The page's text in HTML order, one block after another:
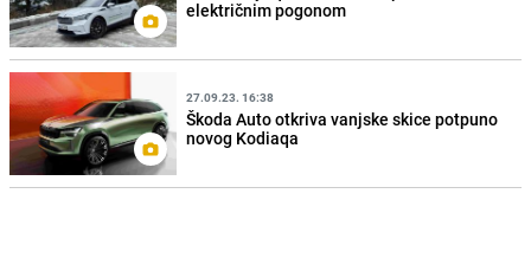
električnim pogonom
27.09.23. 16:38
Škoda Auto otkriva vanjske skice potpuno
novog Kodiaqa